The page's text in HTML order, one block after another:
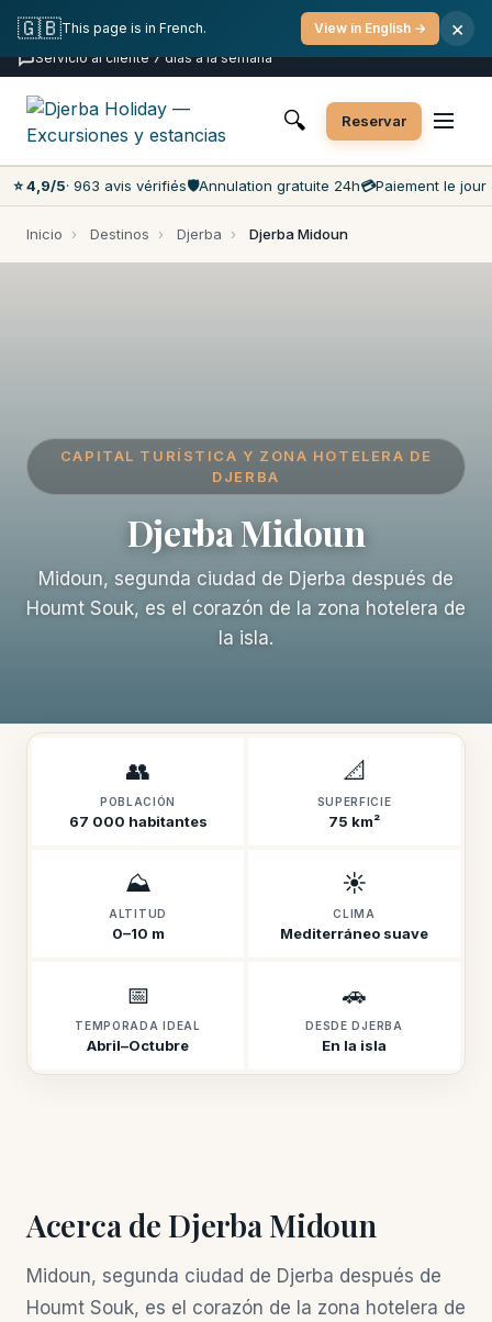
Cancelación gratuita
Pago el día del viaje
Precios más bajos del mercado
Servicio al cliente 7 días a la semana
🔍 Reservar
⭐ 4,9/5· 963 avis vérifiés🛡️Annulation gratuite 24h💳Paiement le jour
Inicio › Destinos › Djerba › Djerba Midoun
CAPITAL TURÍSTICA Y ZONA HOTELERA DE
DJERBA
Djerba Midoun
Midoun, segunda ciudad de Djerba después de
Houmt Souk, es el corazón de la zona hotelera de
la isla.
👥
POBLACIÓN
67 000 habitantes
📐
SUPERFICIE
75 km²
⛰️
ALTITUD
0–10 m
☀️
CLIMA
Mediterráneo suave
📅
TEMPORADA IDEAL
Abril–Octubre
🚗
DESDE DJERBA
En la isla
Acerca de Djerba Midoun
Midoun, segunda ciudad de Djerba después de
Houmt Souk, es el corazón de la zona hotelera de
🇬🇧This page is in French. View in English → ×